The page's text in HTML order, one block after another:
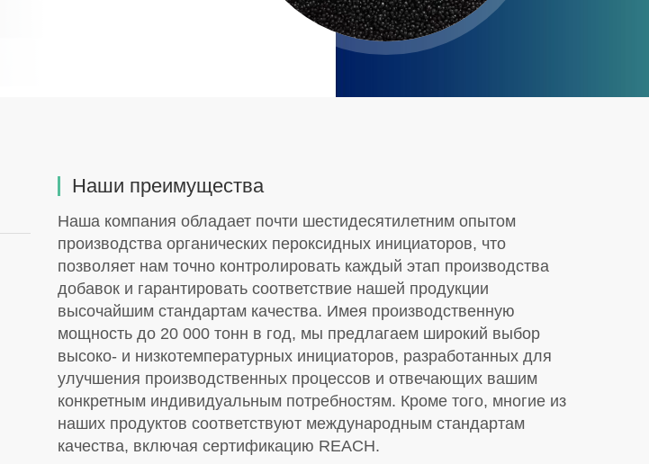
Наши преимущества
Наша компания обладает почти шестидесятилетним опытом
производства органических пероксидных инициаторов, что
позволяет нам точно контролировать каждый этап производства
добавок и гарантировать соответствие нашей продукции
высочайшим стандартам качества. Имея производственную
мощность до 20 000 тонн в год, мы предлагаем широкий выбор
высоко- и низкотемпературных инициаторов, разработанных для
улучшения производственных процессов и отвечающих вашим
конкретным индивидуальным потребностям. Кроме того, многие из
наших продуктов соответствуют международным стандартам
качества, включая сертификацию REACH.